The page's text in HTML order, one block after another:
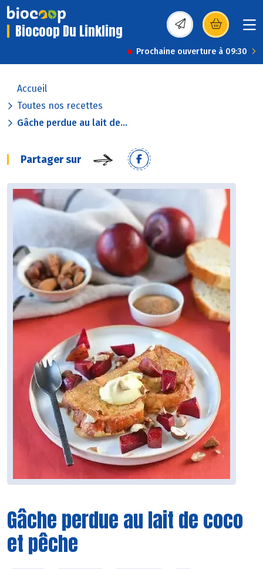
Biocoop Du Linkling (s’ouvre dans une
Prochaine ouverture à 09:30
Accueil
Toutes nos recettes
Gâche perdue au lait de...
Partager sur
Gâche perdue au lait de coco
et pêche